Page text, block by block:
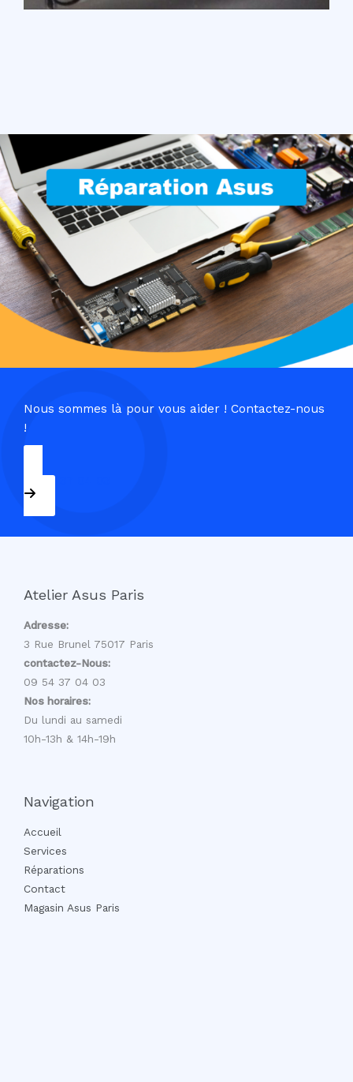
Nous sommes là pour vous aider ! Contactez-nous
!
09 54 37 04 03
Atelier Asus Paris
Adresse:
3 Rue Brunel 75017 Paris
contactez-Nous:
09 54 37 04 03
Nos horaires:
Du lundi au samedi
10h-13h & 14h-19h
Navigation
Accueil
Services
Réparations
Contact
Magasin Asus Paris